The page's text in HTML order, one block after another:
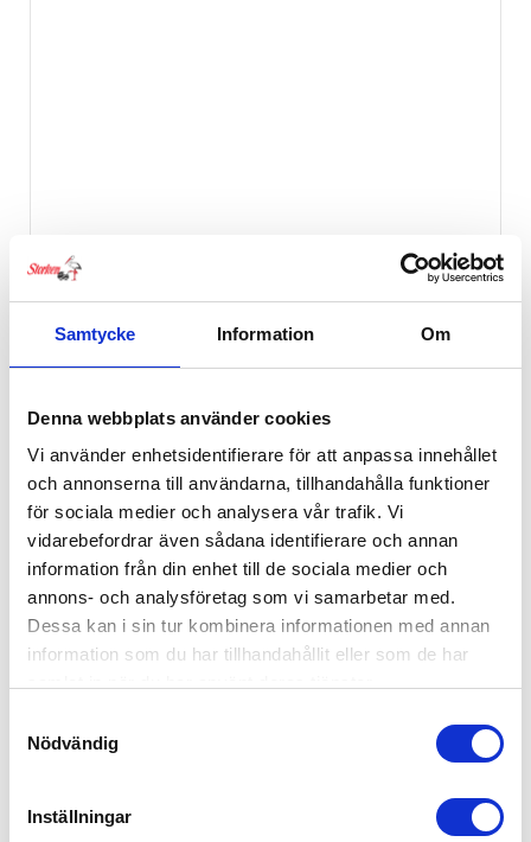
Samtycke Information Om
Denna webbplats använder cookies
Vi använder enhetsidentifierare för att anpassa innehållet
och annonserna till användarna, tillhandahålla funktioner
för sociala medier och analysera vår trafik. Vi
vidarebefordrar även sådana identifierare och annan
information från din enhet till de sociala medier och
annons- och analysföretag som vi samarbetar med.
Dessa kan i sin tur kombinera informationen med annan
information som du har tillhandahållit eller som de har
Nödvändig
Inställningar
Babybjörn Resesäng Svart
2,299kr